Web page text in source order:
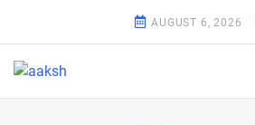
AUGUST 6, 2026